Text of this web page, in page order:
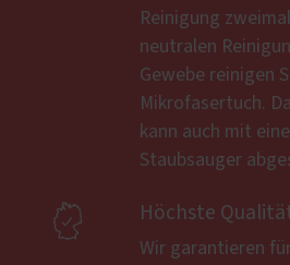
Reinigung
neutralen
Gewebe reinigen
Mikrofasertuch.
kann auch mit
Staubsauger
 Höchste
Wir garantieren